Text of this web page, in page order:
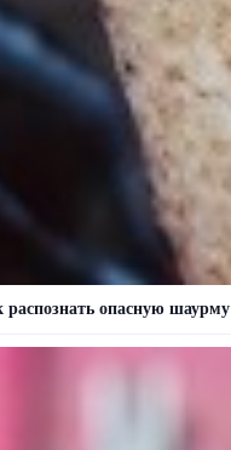
распознать опасную шаурму